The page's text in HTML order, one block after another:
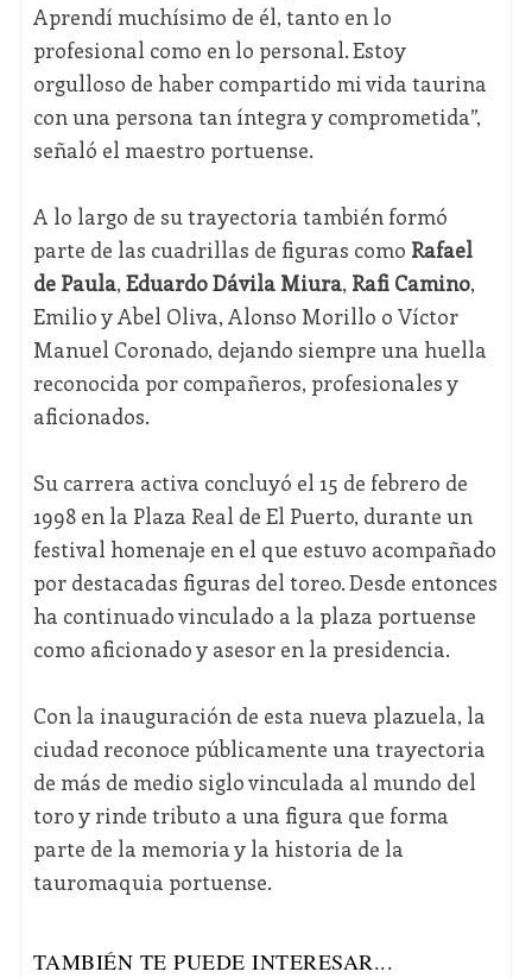
Aprendí muchísimo de él, tanto en lo
profesional como en lo personal. Estoy
orgulloso de haber compartido mi vida taurina
con una persona tan íntegra y comprometida”,
señaló el maestro portuense.
A lo largo de su trayectoria también formó
parte de las cuadrillas de figuras como Rafael
de Paula, Eduardo Dávila Miura, Rafi Camino,
Emilio y Abel Oliva, Alonso Morillo o Víctor
Manuel Coronado, dejando siempre una huella
reconocida por compañeros, profesionales y
aficionados.
Su carrera activa concluyó el 15 de febrero de
1998 en la Plaza Real de El Puerto, durante un
festival homenaje en el que estuvo acompañado
por destacadas figuras del toreo. Desde entonces
ha continuado vinculado a la plaza portuense
como aficionado y asesor en la presidencia.
Con la inauguración de esta nueva plazuela, la
ciudad reconoce públicamente una trayectoria
de más de medio siglo vinculada al mundo del
toro y rinde tributo a una figura que forma
parte de la memoria y la historia de la
tauromaquia portuense.
TAMBIÉN TE PUEDE INTERESAR...